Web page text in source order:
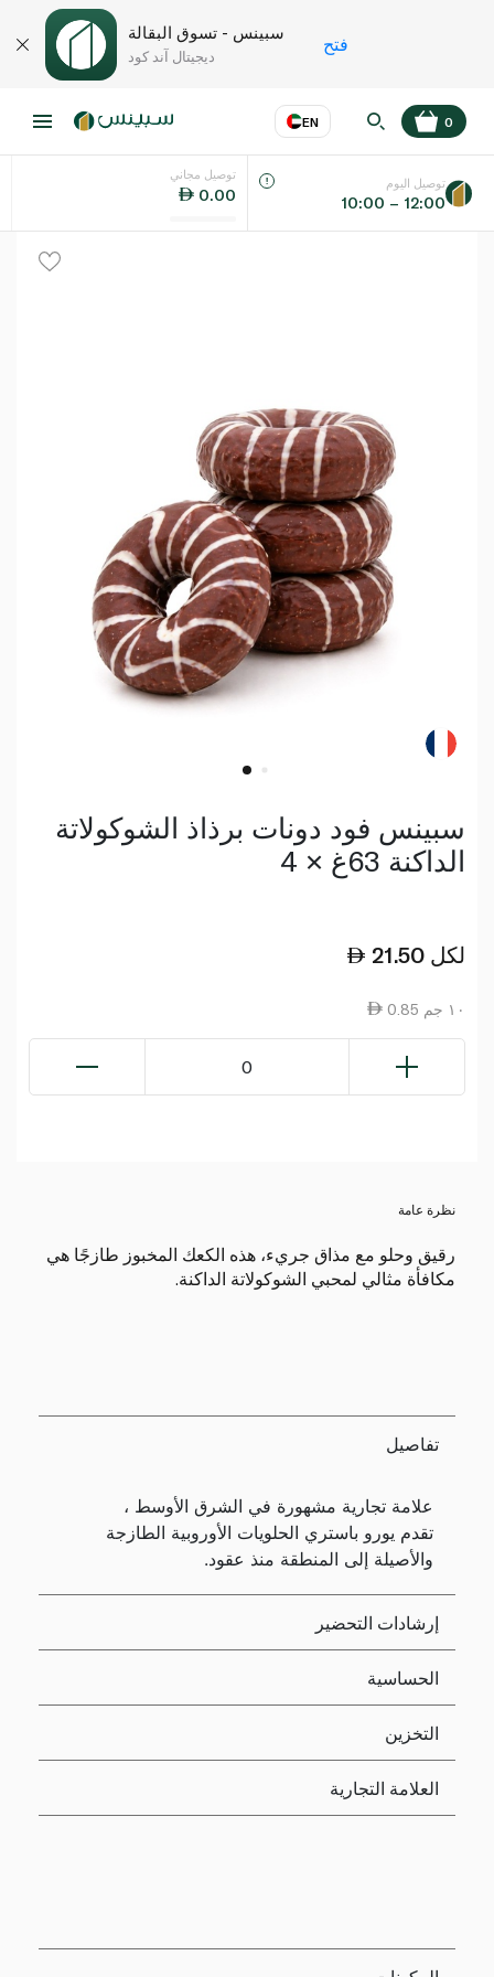
سبينس - تسوق البقالة
ديجيتال آند كود
فتح
EN
اللغة عر
0
توصيل مجاني
0.00
توصيل اليوم
10:00 – 12:00
سبينس فود دونات برذاذ الشوكولاتة
الداكنة 63غ × 4
21.50 لكل
0.85 ١٠ جم
0
نظرة عامة
رقيق وحلو مع مذاق جريء، هذه الكعك المخبوز طازجًا هي
مكافأة مثالي لمحبي الشوكولاتة الداكنة.
تفاصيل
علامة تجارية مشهورة في الشرق الأوسط ،
تقدم يورو باستري الحلويات الأوروبية الطازجة
والأصيلة إلى المنطقة منذ عقود.
إرشادات التحضير
الحساسية
التخزين
العلامة التجارية